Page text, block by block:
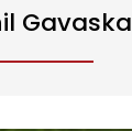
Gavaska